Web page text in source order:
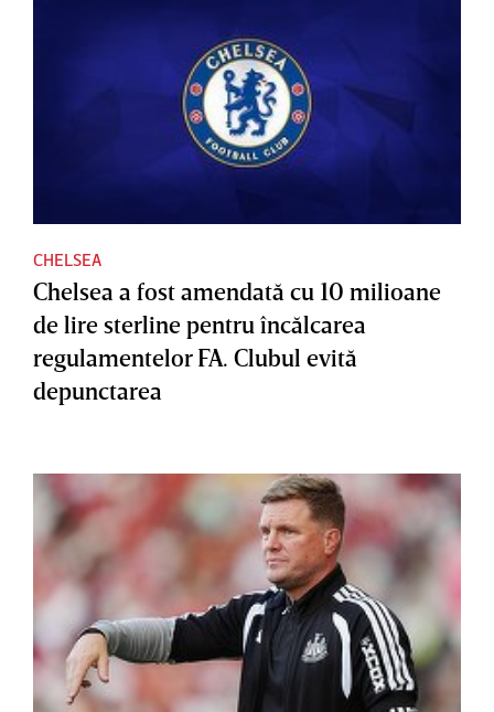
CHELSEA
Chelsea a fost amendată cu 10 milioane
de lire sterline pentru încălcarea
regulamentelor FA. Clubul evită
depunctarea